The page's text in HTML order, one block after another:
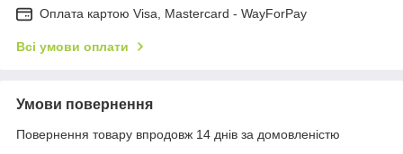
Оплата картою Visa, Mastercard - WayForPay
Всі умови оплати
Умови повернення
Повернення товару впродовж 14 днів за домовленістю